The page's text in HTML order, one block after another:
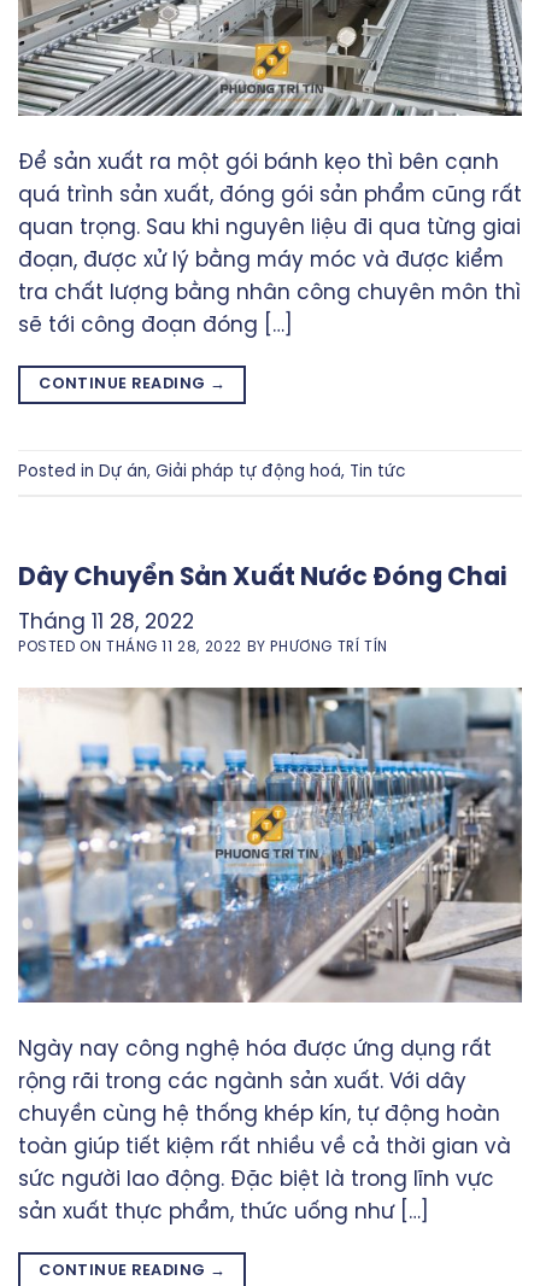
Để sản xuất ra một gói bánh kẹo thì bên cạnh
quá trình sản xuất, đóng gói sản phẩm cũng rất
quan trọng. Sau khi nguyên liệu đi qua từng giai
đoạn, được xử lý bằng máy móc và được kiểm
tra chất lượng bằng nhân công chuyên môn thì
sẽ tới công đoạn đóng […]
CONTINUE READING →
Posted in Dự án, Giải pháp tự động hoá, Tin tức
Dây Chuyển Sản Xuất Nước Đóng Chai
Tháng 11 28, 2022
POSTED ON THÁNG 11 28, 2022 BYPHƯƠNG TRÍ TÍN
Ngày nay công nghệ hóa được ứng dụng rất
rộng rãi trong các ngành sản xuất. Với dây
chuyền cùng hệ thống khép kín, tự động hoàn
toàn giúp tiết kiệm rất nhiều về cả thời gian và
sức người lao động. Đặc biệt là trong lĩnh vực
sản xuất thực phẩm, thức uống như […]
CONTINUE READING →